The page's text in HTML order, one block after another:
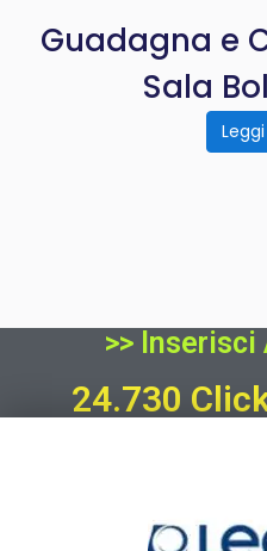
Guadagna e
Sala
>> Inserisci
24.730